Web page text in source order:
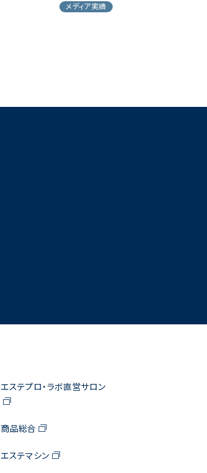
メディア実績
エステプロ・ラボ直営サロン
商品総合
エステマシン